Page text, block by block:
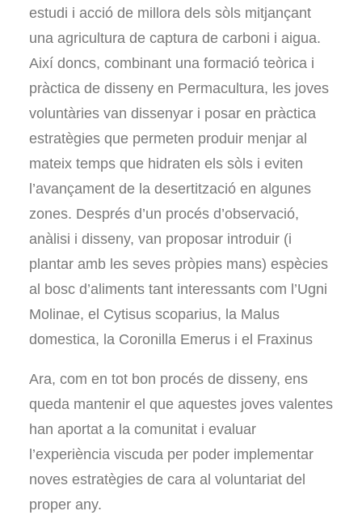
estudi i acció de millora dels sòls mitjançant
una agricultura de captura de carboni i aigua.
Així doncs, combinant una formació teòrica i
pràctica de disseny en Permacultura, les joves
voluntàries van dissenyar i posar en pràctica
estratègies que permeten produir menjar al
mateix temps que hidraten els sòls i eviten
l’avançament de la desertització en algunes
zones. Després d’un procés d’observació,
anàlisi i disseny, van proposar introduir (i
plantar amb les seves pròpies mans) espècies
al bosc d’aliments tant interessants com l’Ugni
Molinae, el Cytisus scoparius, la Malus
domestica, la Coronilla Emerus i el Fraxinus
Ara, com en tot bon procés de disseny, ens
queda mantenir el que aquestes joves valentes
han aportat a la comunitat i evaluar
l’experiència viscuda per poder implementar
noves estratègies de cara al voluntariat del
proper any.